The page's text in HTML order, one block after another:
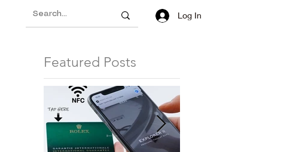
Log In
Featured Posts